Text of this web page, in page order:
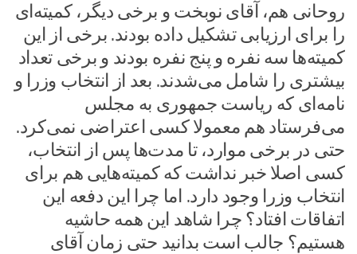
روحانی هم، آقای نوبخت و برخی دیگر، کمیته‌ای
را برای ارزیابی تشکیل داده بودند. برخی از این
کمیته‌ها سه نفره و پنج نفره بودند و برخی تعداد
بیشتری را شامل می‌شدند. بعد از انتخاب وزرا و
نامه‌ای که ریاست جمهوری به مجلس
می‌فرستاد هم معمولا کسی اعتراضی نمی‌کرد.
حتی در برخی موارد، تا مدت‌ها پس از انتخاب،
کسی اصلا خبر نداشت که کمیته‌هایی هم برای
انتخاب وزرا وجود دارد. اما چرا این دفعه این
اتفاقات افتاد؟ چرا شاهد این همه حاشیه
هستیم؟ جالب است بدانید حتی زمان آقای